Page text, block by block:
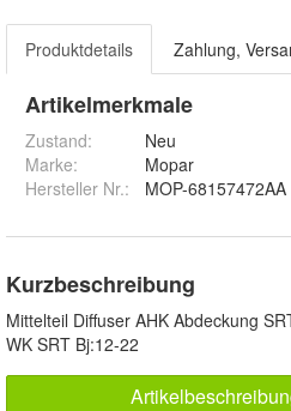
Produktdetails Zahlung,
Artikelmerkmale
Zustand:
Neu
Marke:
Mopar
Hersteller Nr.:
MOP-68157472AA
Kurzbeschreibung
Mittelteil Diffuser AHK Abdeckung
WK SRT Bj:12-22